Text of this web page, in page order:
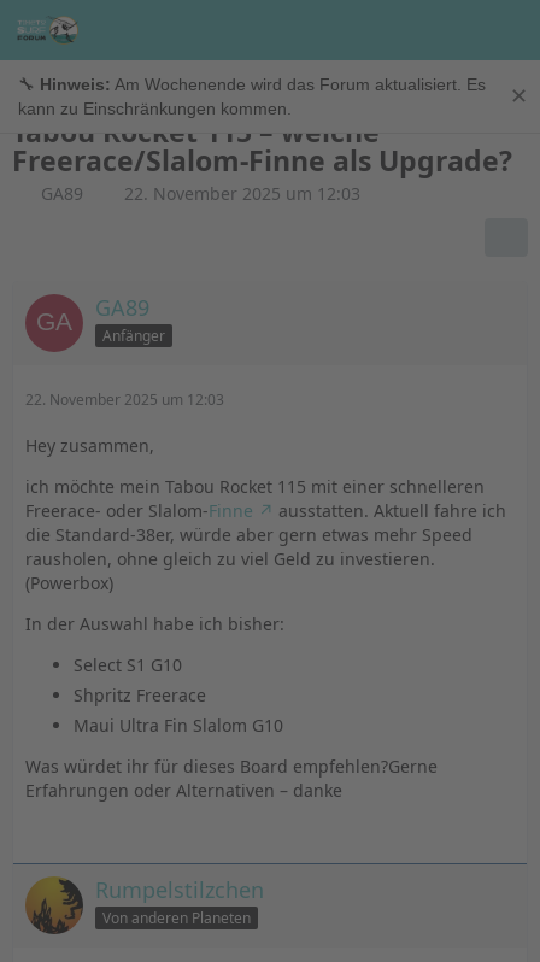
🔧 Hinweis: Am Wochenende wird das Forum aktualisiert. Es
kann zu Einschränkungen kommen.
✕
Foils & Finnen
Tabou Rocket 115 – welche
Freerace/Slalom-Finne als Upgrade?
GA89 22. November 2025 um 12:03
GA89
Anfänger
22. November 2025 um 12:03
Hey zusammen,
ich möchte mein Tabou Rocket 115 mit einer schnelleren
Freerace- oder Slalom-Finne
ausstatten. Aktuell fahre ich
die Standard-38er, würde aber gern etwas mehr Speed
rausholen, ohne gleich zu viel Geld zu investieren.
(Powerbox)
In der Auswahl habe ich bisher:
Select S1 G10
Shpritz Freerace
Maui Ultra Fin Slalom G10
Was würdet ihr für dieses Board empfehlen?Gerne
Erfahrungen oder Alternativen – danke
Rumpelstilzchen
Von anderen Planeten